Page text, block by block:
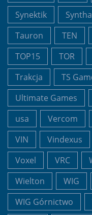
Synektik
Tauron
TEN
TOP15
TOR
Trakcja
TS
Ultimate Games
usa
Vercom
VIN
Vindexus
Voxel
VRC
Wielton
WIG
WIG Górnictwo